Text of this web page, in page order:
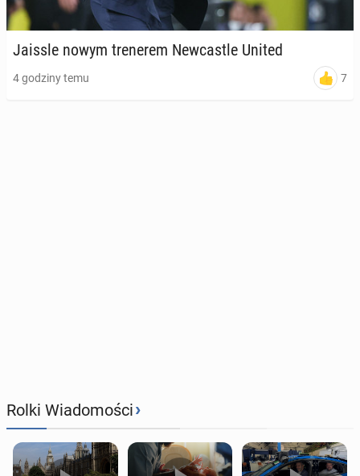
Jaissle nowym tre­ne­rem New­ca­stle United
4 godziny temu 7
Rolki Wiadomości›